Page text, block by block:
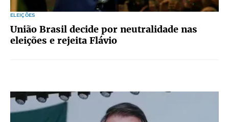
ELEIÇÕES
União Brasil decide por neutralidade nas
eleições e rejeita Flávio